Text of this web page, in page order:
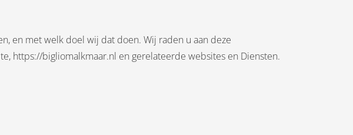
en met welk doel wij dat doen. Wij raden u aan deze
https://bigliomalkmaar.nl en gerelateerde websites en Diensten.